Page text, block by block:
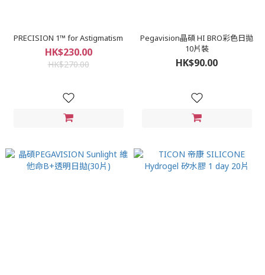
PRECISION 1™ for Astigmatism
HK$230.00
HK$270.00
Pegavision晶碩 HI BRO彩色日拋
10片裝
HK$90.00